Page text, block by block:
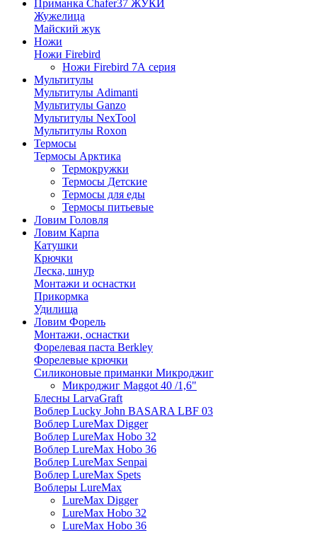
Приманка Chafer37 ЖУКИ
Жужелица
Майский жук
Ножи
Ножи Firebird
Ножи Firebird 7А серия
Мультитулы
Мультитулы Adimanti
Мультитулы Ganzo
Мультитулы NexTool
Мультитулы Roxon
Термосы
Термосы Арктика
Термокружки
Термосы Детские
Термосы для еды
Термосы питьевые
Ловим Головля
Ловим Карпа
Катушки
Крючки
Леска, шнур
Монтажи и оснастки
Прикормка
Удилища
Ловим Форель
Монтажи, оснастки
Форелевая паста Berkley
Форелевые крючки
Силиконовые приманки Микроджиг
Микроджиг Maggot 40 /1,6"
Блесны LarvaGraft
Воблер Lucky John BASARA LBF 03
Воблер LureMax Digger
Воблер LureMax Hobo 32
Воблер LureMax Hobo 36
Воблер LureMax Senpai
Воблер LureMax Spets
Воблеры LureMax
LureMax Digger
LureMax Hobo 32
LureMax Hobo 36